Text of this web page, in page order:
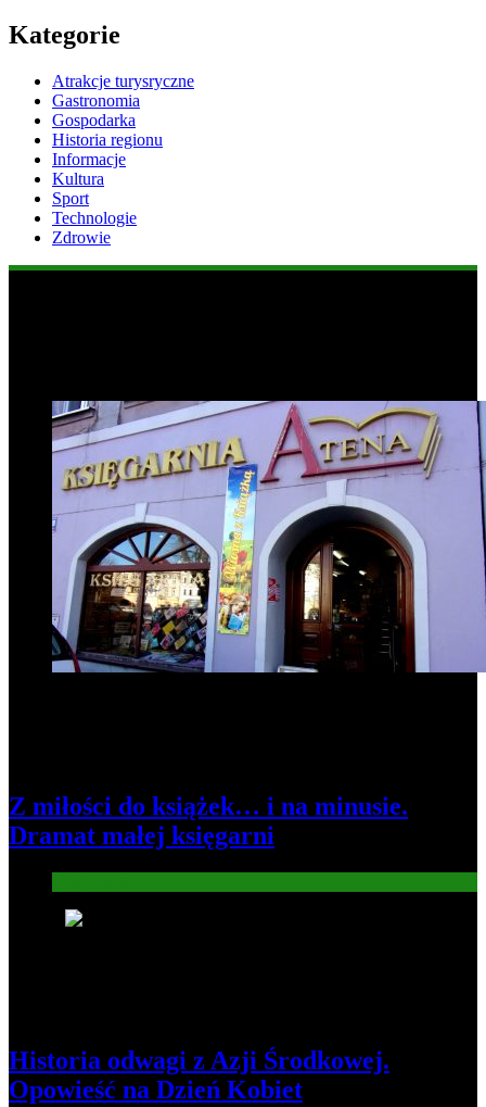
Kategorie
Atrakcje turysryczne
Gastronomia
Gospodarka
Historia regionu
Informacje
Kultura
Sport
Technologie
Zdrowie
Z miłości do książek… i na minusie.
Dramat małej księgarni
Historia odwagi z Azji Środkowej.
Opowieść na Dzień Kobiet